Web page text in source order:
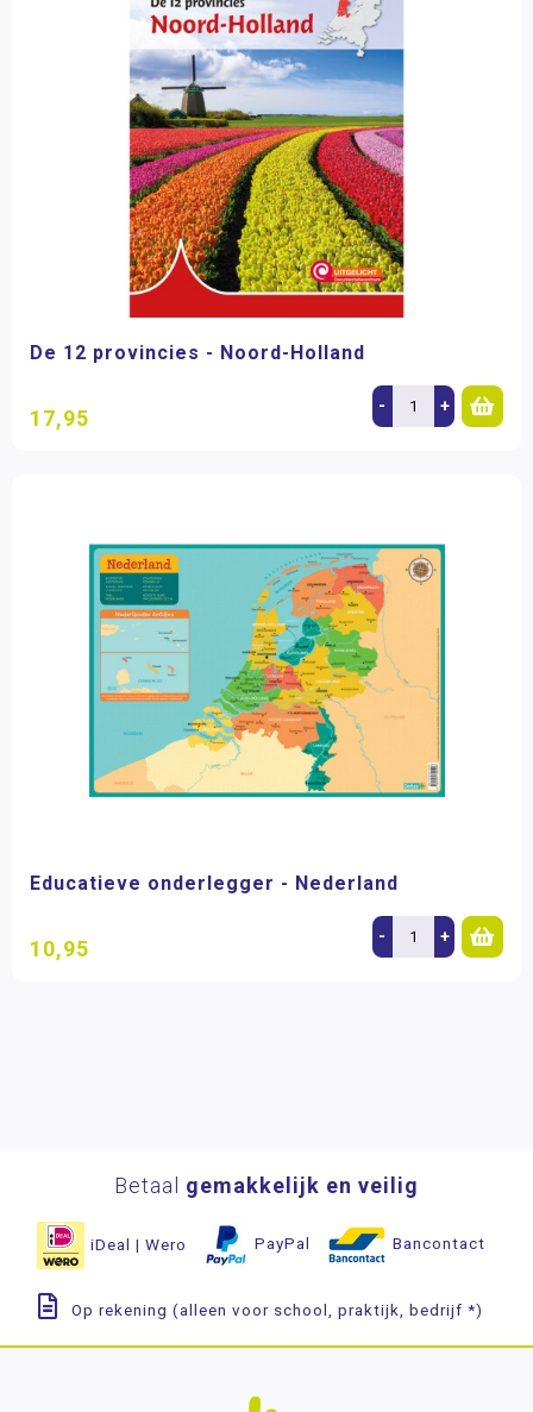
De 12 provincies - Noord-Holland
17,95 - +
Educatieve onderlegger - Nederland
10,95 - +
Betaal gemakkelijk en veilig
iDeal | Wero PayPal Bancontact
Op rekening (alleen voor school, praktijk, bedrijf *)